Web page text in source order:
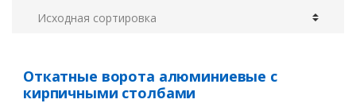
Откатные ворота алюминиевые с
кирпичными столбами